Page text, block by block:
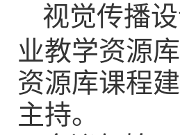
视觉传播
业教学资源
资源库课程
主持。